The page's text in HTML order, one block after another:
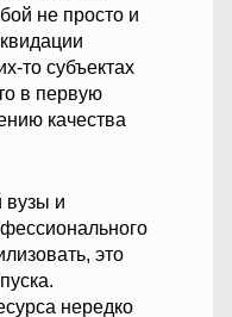
не просто и
то субъектах
в первую
качества
вузы и
это
нередко